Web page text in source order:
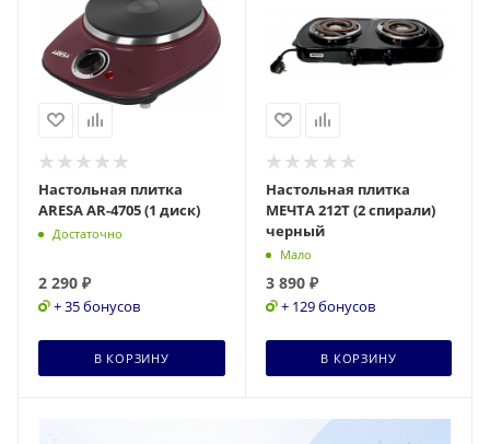
Настольная плитка
ARESA AR-4705 (1 диск)
Достаточно
2 290 ₽
+ 35 бонусов
В КОРЗИНУ
Настольная плитка
МЕЧТА 212Т (2 спирали)
черный
Мало
3 890₽
+ 129 бонусов
В КОРЗИНУ